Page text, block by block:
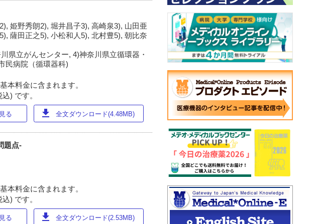
姫野秀朗2), 堀井昌子3), 高崎泉3), 山田亜
薩田正之5), 小松和人5), 北村豊5), 朝比奈
県立がんセンター, 4)神奈川県立循環器・
民病院（循環器科)
本料金に含まれます。
) です。
る download 全文ダウンロード(4.48MB)
題点-
本料金に含まれます。
) です。
る download 全文ダウンロード(2.53MB)